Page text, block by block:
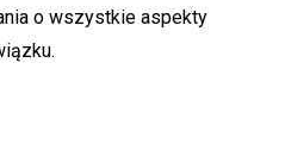
o wszystkie aspekty